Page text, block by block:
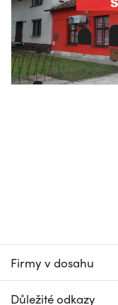
Firmy v dosahu
Důležité odkazy